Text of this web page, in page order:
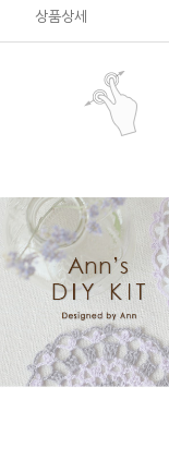
상품상세